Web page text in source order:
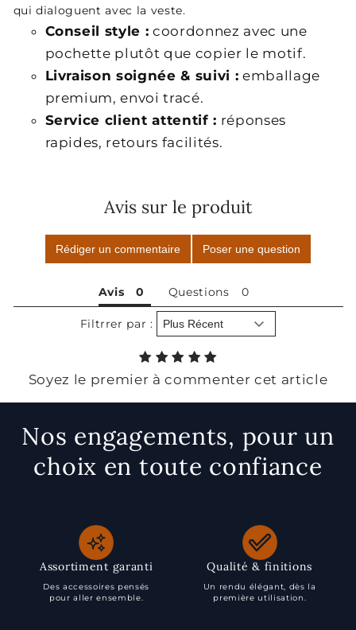
qui dialoguent avec la veste.
Conseil style : coordonnez avec une
pochette plutôt que copier le motif.
Livraison soignée & suivi : emballage
premium, envoi tracé.
Service client attentif : réponses
rapides, retours facilités.
Avis sur le produit
Rédiger un commentaire Poser une question
Avis Questions
Filtrrer par :
Soyez le premier à commenter cet article
Nos engagements, pour un
choix en toute confiance
Assortiment garanti
Des accessoires pensés
pour aller ensemble.
Qualité & finitions
Un rendu élégant, dès la
première utilisation.